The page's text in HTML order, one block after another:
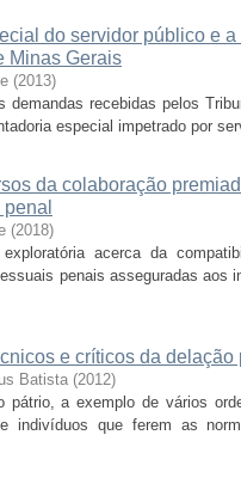
do servidor público e
Minas Gerais
(2013)
demandas recebidas pelos
especial impetrado por
da colaboração
(2018)
acerca da
penais asseguradas aos
e críticos da delação
Batista (2012)
pátrio, a exemplo de vários
indivíduos que ferem as